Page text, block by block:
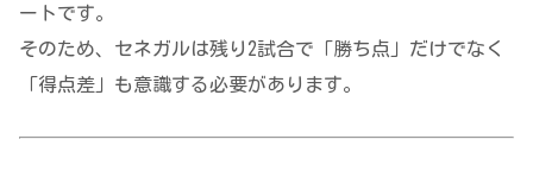
ートです。
そのため、セネガルは残り2試合で「勝ち点」だけでなく
「得点差」も意識する必要があります。